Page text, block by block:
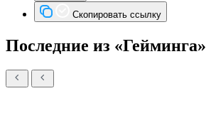
Скопировать ссылку
Последние из «Гейминга»